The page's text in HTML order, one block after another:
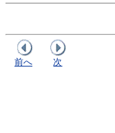
前へ 次